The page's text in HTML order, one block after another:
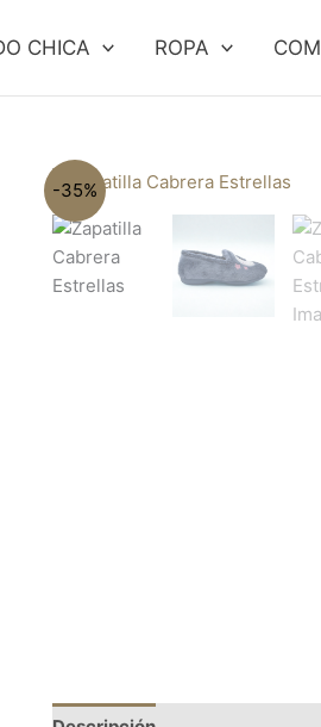
CHICA ROPA
-35%